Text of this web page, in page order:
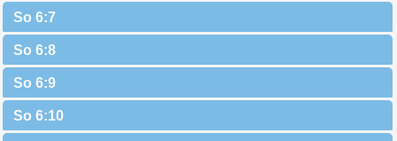
So 6:7
So 6:8
So 6:9
So 6:10